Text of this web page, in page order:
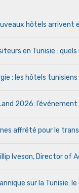
hôtels arrivent
en Tunisie :
: les hôtels
2026:
affrété pour le
Iveson, Director of
sur la Tunisie: